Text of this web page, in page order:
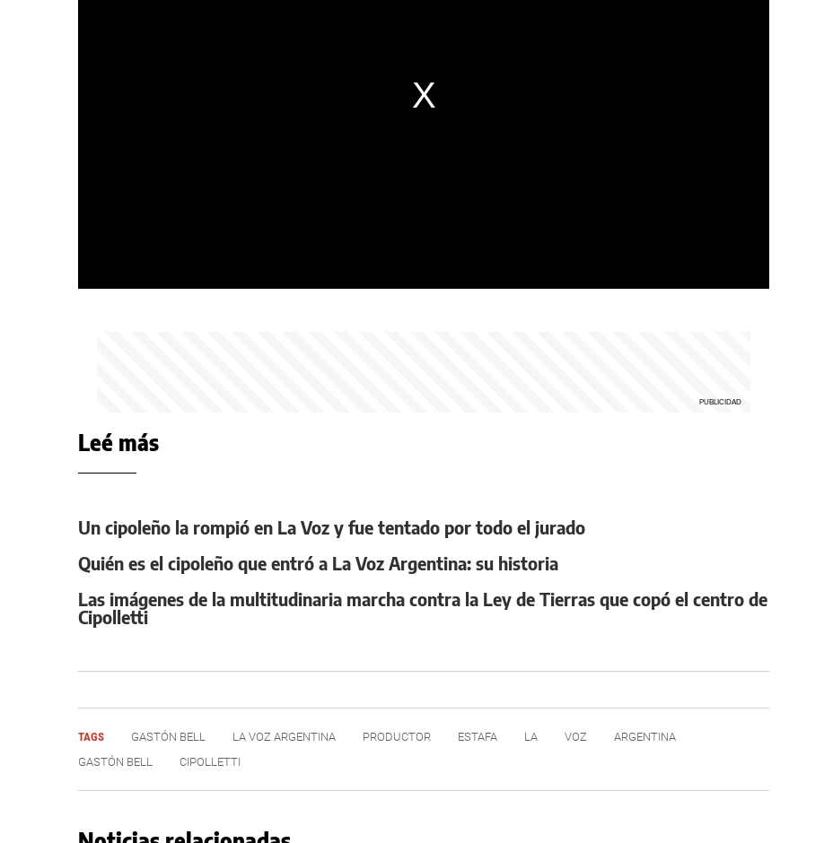
Leé más
Un cipoleño la rompió en La Voz y fue tentado por todo el jurado
Quién es el cipoleño que entró a La Voz Argentina: su historia
Las imágenes de la multitudinaria marcha contra la Ley de Tierras que copó el centro de
Cipolletti
TAGS GASTÓN BELL LA VOZ ARGENTINA PRODUCTOR ESTAFA LA VOZ
ARGENTINA
GASTÓN BELL
CIPOLLETTI